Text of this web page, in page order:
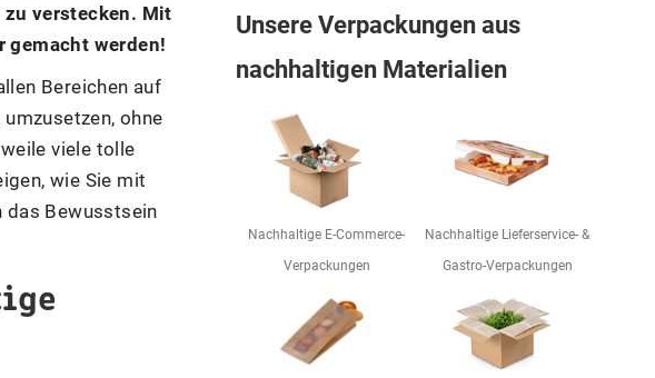
verstecken. Mit
gemacht werden!
Bereichen auf
ohne
viele tolle
wie Sie mit
das Bewusstsein
Unsere Verpackungen aus
nachhaltigen Materialien
Nachhaltige E-Commerce-
Verpackungen
Nachhaltige Lieferservice- &
Gastro-Verpackungen